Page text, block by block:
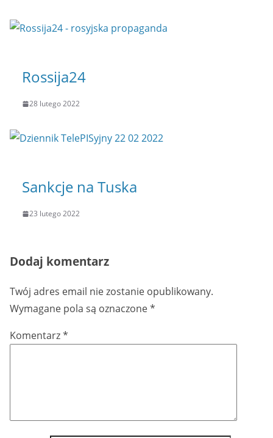
Rossija24
28 lutego 2022
Sankcje na Tuska
23 lutego 2022
Dodaj komentarz
Twój adres email nie zostanie opublikowany.
Wymagane pola są oznaczone*
Komentarz*